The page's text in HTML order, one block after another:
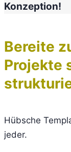
Konzeption!
Bereite
Projekte
Hübsche
jeder.